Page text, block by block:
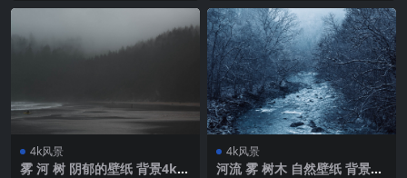
4k风景
雾 河 树 阴郁的壁纸 背景4k高
4k风景
河流 雾 树木 自然壁纸 背景4k